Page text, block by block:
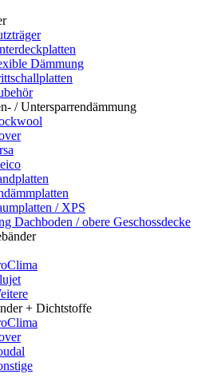
Dämmung
/ Untersparrendämmung
/ XPS
Dachboden / obere Geschossdecke
+ Dichtstoffe